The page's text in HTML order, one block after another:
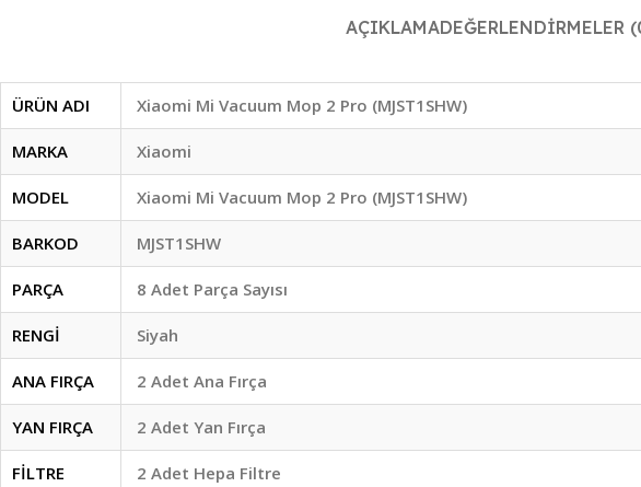
AÇIKLAMADEĞERLENDIRMELER
ÜRÜN ADI Xiaomi Mi Vacuum Mop 2 Pro (MJST1SHW)
MARKA Xiaomi
MODEL Xiaomi Mi Vacuum Mop 2 Pro (MJST1SHW)
BARKOD MJST1SHW
PARÇA 8 Adet Parça Sayısı
RENGİ Siyah
ANA FIRÇA 2 Adet Ana Fırça
YAN FIRÇA 2 Adet Yan Fırça
FİLTRE 2 Adet Hepa Filtre